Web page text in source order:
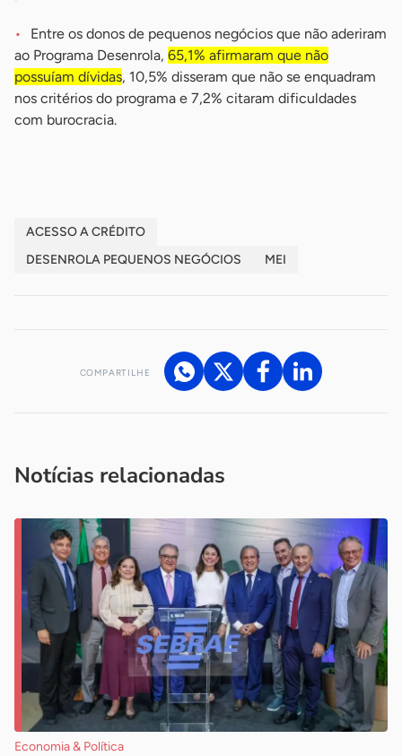
Entre os donos de pequenos negócios que não aderiram
ao Programa Desenrola, 65,1% afirmaram que não
possuíam dívidas, 10,5% disseram que não se enquadram
nos critérios do programa e 7,2% citaram dificuldades
com burocracia.
ACESSO A CRÉDITO
DESENROLA PEQUENOS NEGÓCIOS
MEI
COMPARTILHE
Notícias relacionadas
Economia & Política